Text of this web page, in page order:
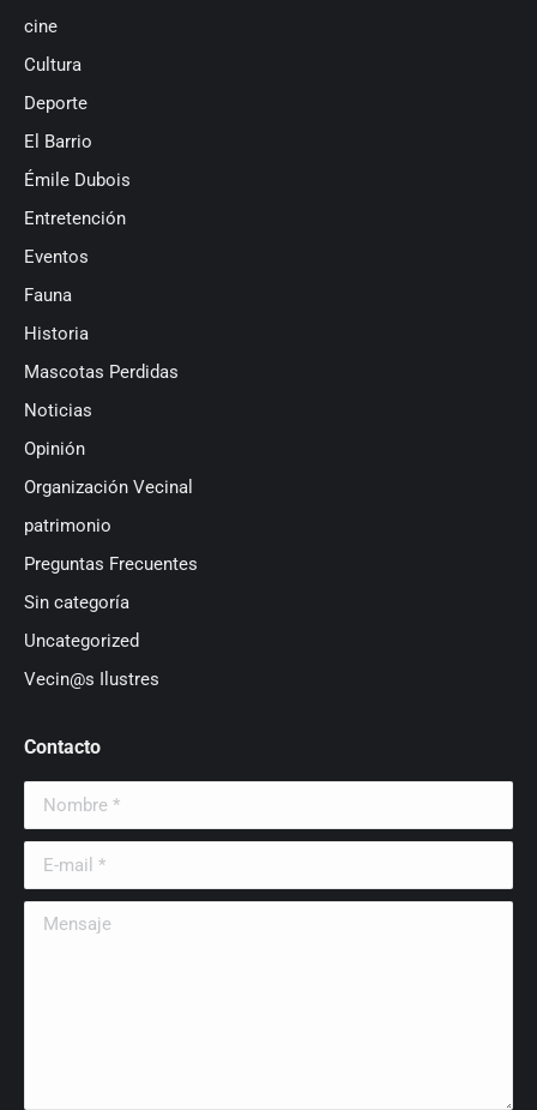
cine
Cultura
Deporte
El Barrio
Émile Dubois
Entretención
Eventos
Fauna
Historia
Mascotas Perdidas
Noticias
Opinión
Organización Vecinal
patrimonio
Preguntas Frecuentes
Sin categoría
Uncategorized
Vecin@s Ilustres
Contacto
Nombre *
E-mail *
Mensaje